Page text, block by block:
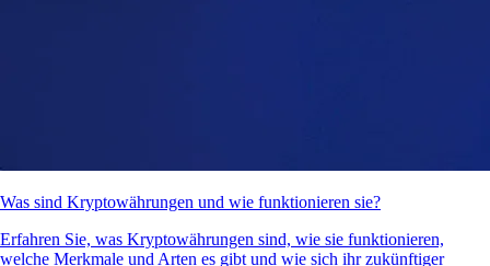
Was sind Kryptowährungen und wie funktionieren sie?
Erfahren Sie, was Kryptowährungen sind, wie sie funktionieren,
welche Merkmale und Arten es gibt und wie sich ihr zukünftiger